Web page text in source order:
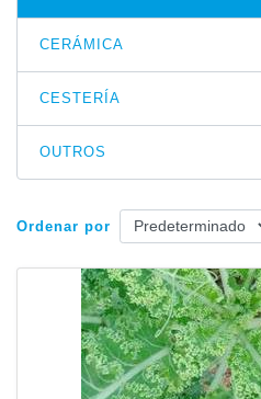
CERÁMICA
CESTERÍA
OUTROS
Ordenar por